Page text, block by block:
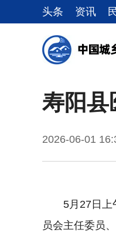
头条 资讯
寿阳县
2026-06-01
5月27日上
员会主任委员